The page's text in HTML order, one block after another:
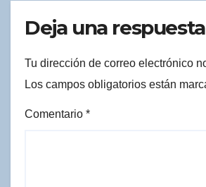
Deja una respuesta
Tu dirección de correo electrónico
Los campos obligatorios están
Comentario *